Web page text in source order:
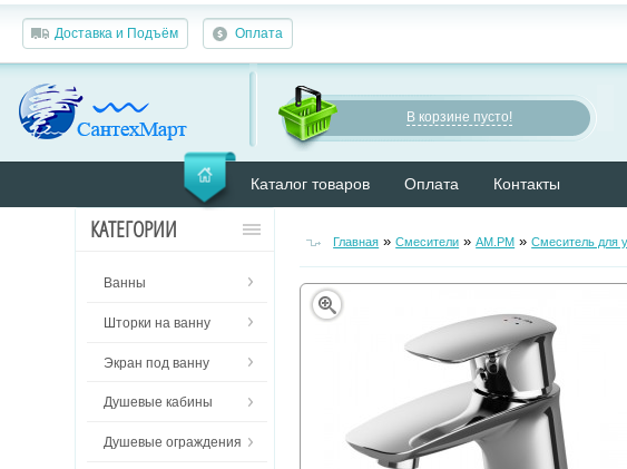
Доставка и Подъём Оплата
В корзине пусто!
Каталог товаров Оплата Контакты
КАТЕГОРИИ
Ванны
Шторки на ванну
Экран под ванну
Душевые кабины
Душевые ограждения
Главная »Смесители »AM.PM »Смеситель для